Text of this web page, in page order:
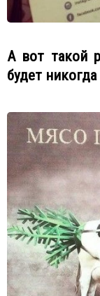
А вот такой
будет никогда